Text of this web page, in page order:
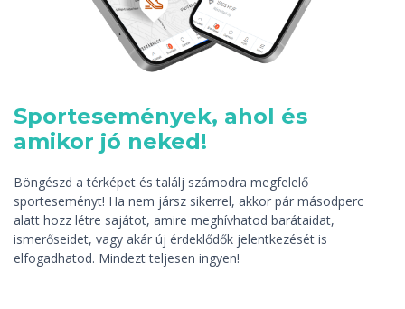
Sportesemények, ahol és
amikor jó neked!
Böngészd a térképet és találj számodra megfelelő
sporteseményt! Ha nem jársz sikerrel, akkor pár másodperc
alatt hozz létre sajátot, amire meghívhatod barátaidat,
ismerőseidet, vagy akár új érdeklődők jelentkezését is
elfogadhatod. Mindezt teljesen ingyen!